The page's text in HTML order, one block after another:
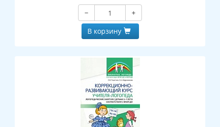
−
+
В корзину